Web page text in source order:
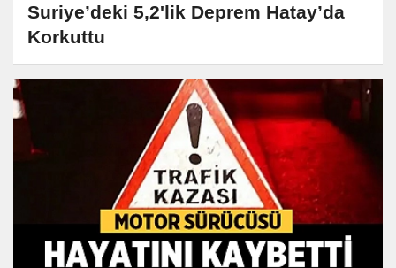
Suriye’deki 5,2'lik Deprem Hatay’da
Korkuttu